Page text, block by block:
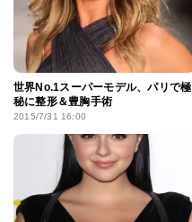
世界No.1スーパーモデル、パリで極
秘に整形＆豊胸手術
2015/7/31 16:00